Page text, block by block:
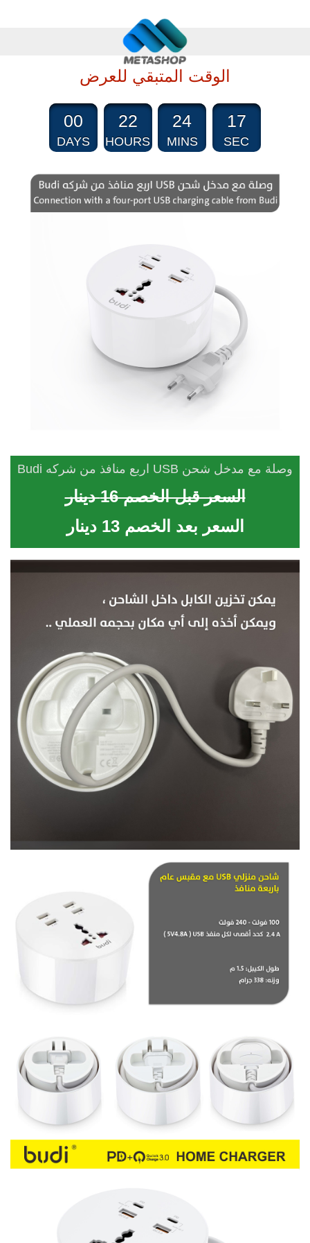
الوقت المتبقي للعرض
00
DAYS
22
HOURS
24
MINS
17
SEC
وصلة مع مدخل شحن USB اربع منافذ من شركه Budi
السعر قبل الخصم 16 دينار
السعر بعد الخصم 13 دينار